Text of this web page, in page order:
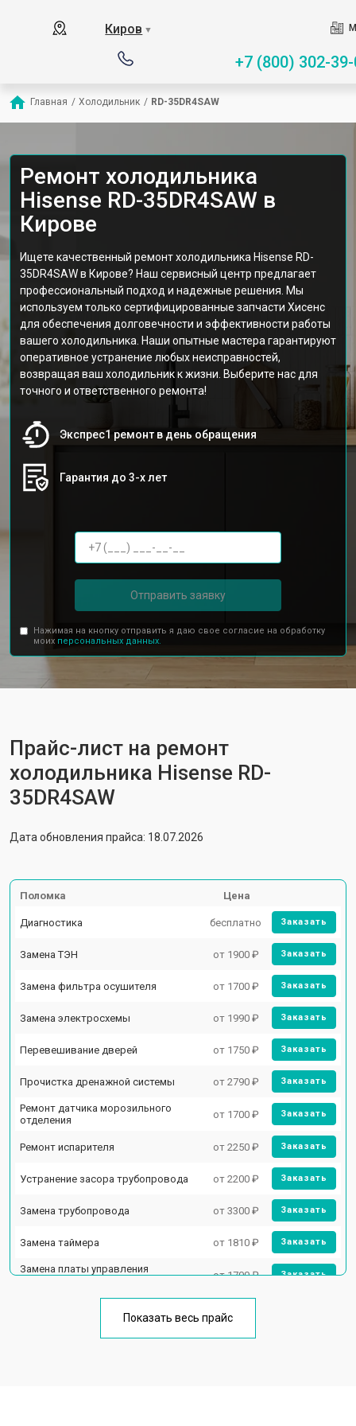
Киров ▼
+7 (800) 302-
Главная / Холодильник / RD-35DR4SAW
Ремонт холодильника
Hisense RD-35DR4SAW в
Кирове
Ищете качественный ремонт холодильника Hisense RD-
35DR4SAW в Кирове? Наш сервисный центр предлагает
профессиональный подход и надежные решения. Мы
используем только сертифицированные запчасти Хисенс
для обеспечения долговечности и эффективности работы
вашего холодильника. Наши опытные мастера гарантируют
оперативное устранение любых неисправностей,
возвращая ваш холодильник к жизни. Выберите нас для
точного и ответственного ремонта!
Экспрес1 ремонт в день обращения
Гарантия до 3-х лет
Отправить заявку
Нажимая на кнопку отправить я даю свое согласие на обработку
моих персональных данных.
Прайс-лист на ремонт
холодильника Hisense RD-
35DR4SAW
Дата обновления прайса: 18.07.2026
Поломка Цена
Диагностика бесплатно Заказать
Замена ТЭН от 1900 ₽ Заказать
Замена фильтра осушителя от 1700 ₽ Заказать
Замена электросхемы от 1990 ₽ Заказать
Перевешивание дверей от 1750 ₽ Заказать
Прочистка дренажной системы от 2790 ₽ Заказать
Ремонт датчика морозильного
отделения
от 1700 ₽ Заказать
Ремонт испарителя от 2250 ₽ Заказать
Устранение засора трубопровода от 2200 ₽ Заказать
Замена трубопровода от 3300 ₽ Заказать
Замена таймера от 1810 ₽ Заказать
Замена платы управления
от 1700 ₽ Заказать
Ремонт/замена датчика
Замена термостата от 1700 ₽
Показать весь прайс